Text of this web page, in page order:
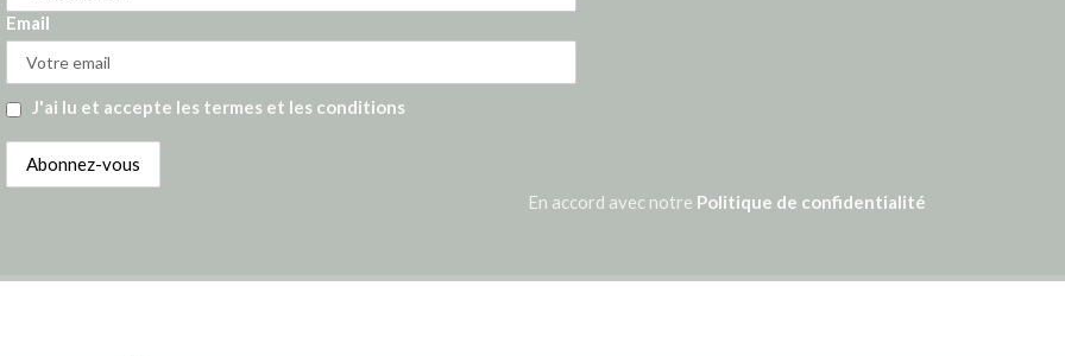
Email
J'ai lu et accepte les termes et les conditions
En accord avec notre Politique de confidentialité